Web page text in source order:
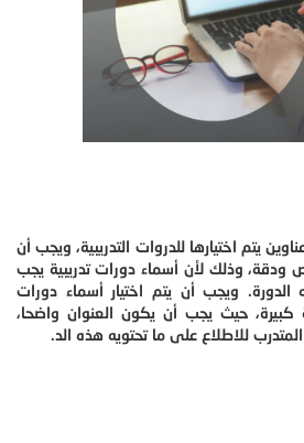
يتم اختيارها للدروات التدريبية، ويجب أن
ودقة، وذلك لأن أسماء دورات تدريبية يجب
الدورة. ويجب أن يتم اختيار أسماء دورات
حيث يجب أن يكون العنوان واضحا،
للاطلاع على ما تحتويه هذه الد.